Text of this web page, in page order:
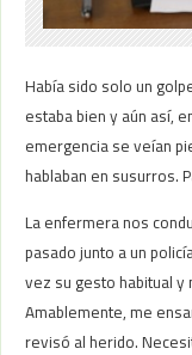
Había sido solo un
estaba bien y aún así,
emergencia se veían
hablaban en susurros.
La enfermera nos
pasado junto a un
vez su gesto habitual
Amablemente, me
revisó al herido.